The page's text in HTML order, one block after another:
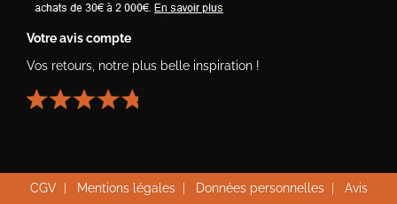
Votre avis compte
Vos retours, notre plus belle inspiration !
CGV| Mentions légales| Données personnelles| Avis